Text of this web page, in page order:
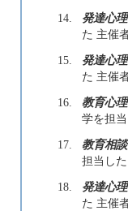
14.
発達心
た 主催
15.
発達心
た 主催
16.
教育心
学を担
17.
教育相談
担当し
18.
発達心
た 主催